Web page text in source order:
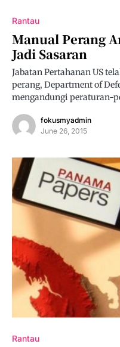
Rantau
Manual Perang
Jadi Sasaran
Jabatan Pertahanan US
perang, Department of
mengandungi peraturan-
fokusmyadmin
June 26, 2015
Rantau